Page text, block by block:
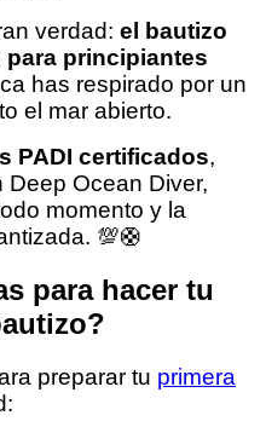
verdad: el bautizo
principiantes
has respirado por un
el mar abierto.
PADI certificados,
Ocean Diver,
momento y la
💯🛟
para hacer tu
preparar tu primera